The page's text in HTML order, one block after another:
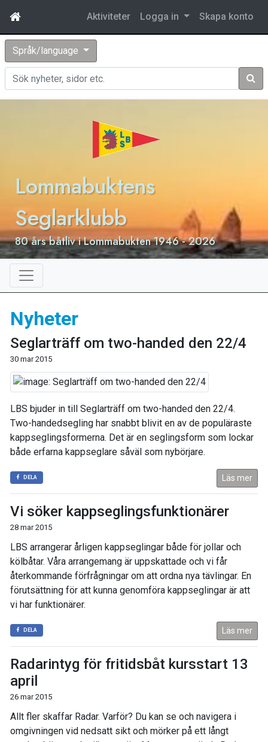
Aktiviteter Logga in Skapa konto
Språk/language
Sök
Lommabuktens
Seglarklubb
80 års båtliv i Lommabukten 1946 - 2026
Nyheter
Seglarträff om two-handed den 22/4
30 mar 2015
LBS bjuder in till Seglarträff om two-handed den 22/4.
Two-handedsegling har snabbt blivit en av de populäraste
kappseglingsformerna. Det är en seglingsform som lockar
både erfarna kappseglare såväl som nybörjare.
DELA Läs mer
Vi söker kappseglingsfunktionärer
28 mar 2015
LBS arrangerar årligen kappseglingar både för jollar och
kölbåtar. Våra arrangemang är uppskattade och vi får
återkommande förfrågningar om att ordna nya tävlingar. En
förutsättning för att kunna genomföra kappseglingar är att
vi har funktionärer.
DELA Läs mer
Radarintyg för fritidsbåt kursstart 13
april
26 mar 2015
Allt fler skaffar Radar. Varför? Du kan se och navigera i
omgivningen vid nedsatt sikt och mörker på ett långt